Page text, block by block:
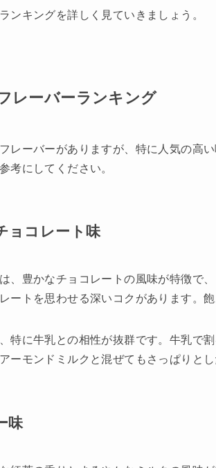
ンキングを詳しく見ていきましょう。
レーバーランキング
レーバーがありますが、特に人気の高
考にしてください。
ョコレート味
、豊かなチョコレートの風味が特徴で
ートを思わせる深いコクがあります。
特に牛乳との相性が抜群です。牛乳で
ーモンドミルクと混ぜてもさっぱりとし
味